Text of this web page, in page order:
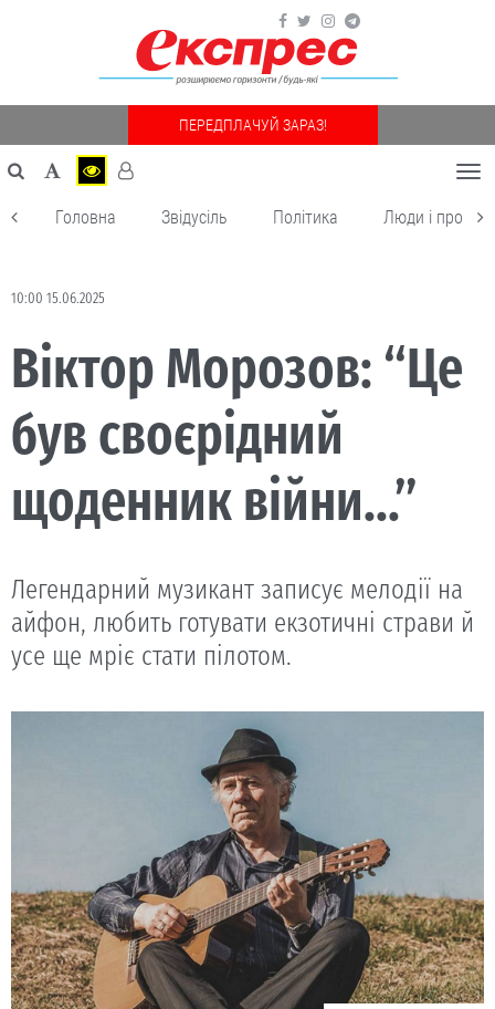
ПЕРЕДПЛАЧУЙ ЗАРАЗ!
Головна Звідусіль Політика Люди і
10:00 15.06.2025
Віктор Морозов: “Це
був своєрідний
щоденник війни...”
Легендарний музикант записує мелодії на
айфон, любить готувати екзотичні страви й
усе ще мріє стати пілотом.